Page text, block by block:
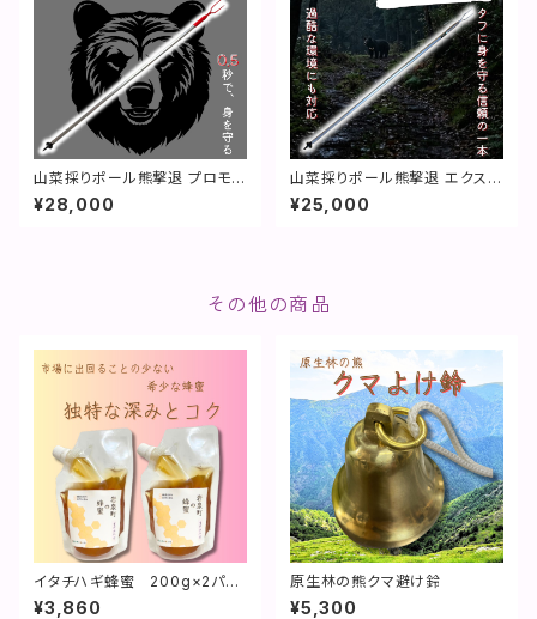
山菜採りポール熊撃退 プロモデ
ル【特許取得】
¥28,000
山菜採りポール熊撃退 エクスト
リーム【特許取得】
¥25,000
その他の商品
イタチハギ蜂蜜 200g×2パッ
ク**身体も心も喜ぶ味**
¥3,860
原生林の熊クマ避け鈴
¥5,300